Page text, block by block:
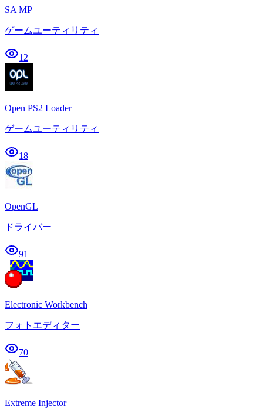
SA MP
ゲームユーティリティ
12
Open PS2 Loader
ゲームユーティリティ
18
OpenGL
ドライバー
91
Electronic Workbench
フォトエディター
70
Extreme Injector